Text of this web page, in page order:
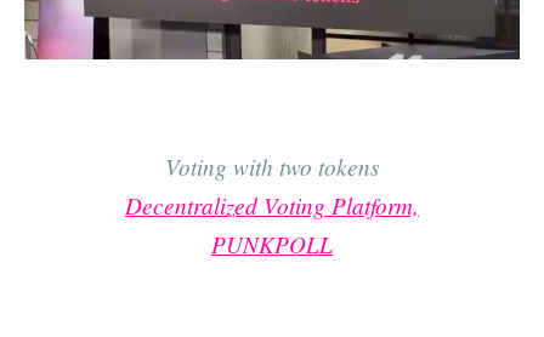
Voting with two tokens
Decentralized Voting Platform,
PUNKPOLL